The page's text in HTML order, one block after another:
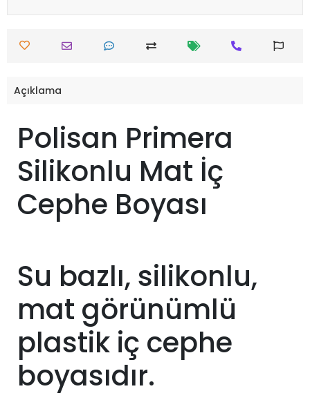
Açıklama
Polisan Primera
Silikonlu Mat İç
Cephe Boyası
Su bazlı, silikonlu,
mat görünümlü
plastik iç cephe
boyasıdır.